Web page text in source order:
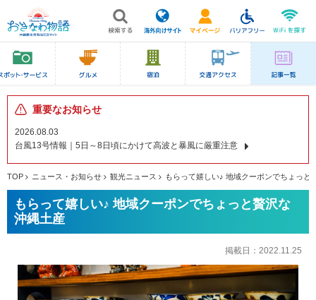
重要なお知らせ
2026.08.03
台風13号情報｜5日～8日頃にかけて高波と暴風に厳重注意
TOP ニュース・お知らせ 観光ニュース もらって嬉しい♪ 地域クーポンでちょっと
もらって嬉しい♪ 地域クーポンでちょっと贅沢な
沖縄土産
掲載日： 2022.11.25